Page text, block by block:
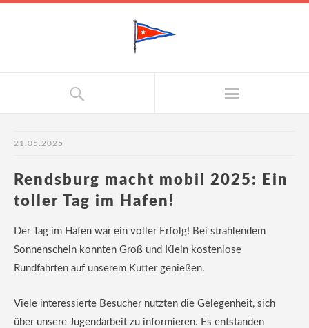
21.05.2025
Rendsburg macht mobil 2025: Ein
toller Tag im Hafen!
Der Tag im Hafen war ein voller Erfolg! Bei strahlendem
Sonnenschein konnten Groß und Klein kostenlose
Rundfahrten auf unserem Kutter genießen.
Viele interessierte Besucher nutzten die Gelegenheit, sich
über unsere Jugendarbeit zu informieren. Es entstanden